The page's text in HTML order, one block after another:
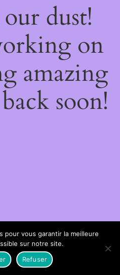
dust!
on
amazing
soon!
pour vous garantir la meilleure
sur notre site.
Refuser